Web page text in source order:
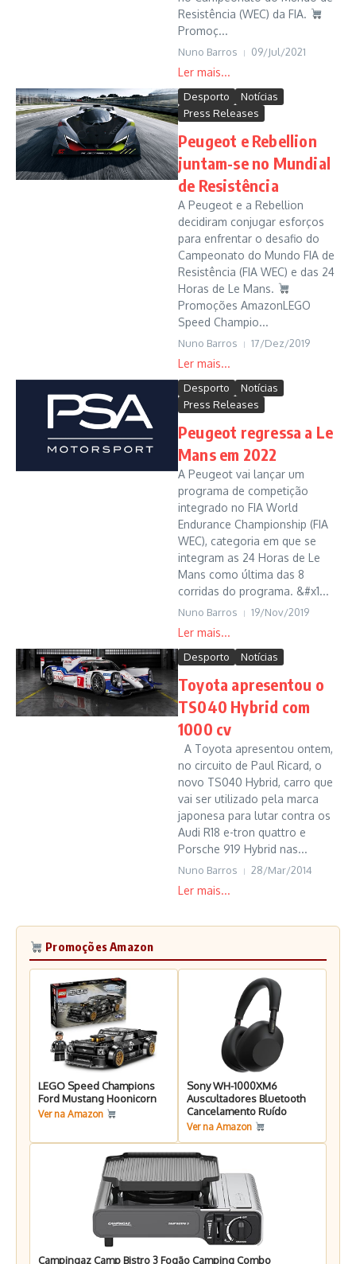
Resistência (WEC) da FIA.
Promoç...
Nuno Barros 09/Jul/2021
Desporto
Notícias
Press Releases
Peugeot e Rebellion
juntam-se no Mundial
de Resistência
A Peugeot e a Rebellion
decidiram conjugar esforços
para enfrentar o desafio do
Campeonato do Mundo FIA de
Resistência (FIA WEC) e das 24
Horas de Le Mans.
Promoções AmazonLEGO
Speed Champio...
Nuno Barros 17/Dez/2019
Desporto
Notícias
Press Releases
Peugeot regressa a Le
Mans em 2022
A Peugeot vai lançar um
programa de competição
integrado no FIA World
Endurance Championship (FIA
WEC), categoria em que se
integram as 24 Horas de Le
Mans como última das 8
corridas do programa. &#x1...
Nuno Barros 19/Nov/2019
Desporto Notícias
Toyota apresentou o
TS040 Hybrid com
1000 cv
A Toyota apresentou ontem,
no circuito de Paul Ricard, o
novo TS040 Hybrid, carro que
vai ser utilizado pela marca
japonesa para lutar contra os
Audi R18 e-tron quattro e
Porsche 919 Hybrid nas...
Nuno Barros 28/Mar/2014
Promoções Amazon
LEGO Speed Champions
Ford Mustang Hoonicorn
Ver na Amazon
Sony WH-1000XM6
Auscultadores Bluetooth
Cancelamento Ruído
Ver na Amazon
Campingaz Camp Bistro 3 Fogão Camping Combo